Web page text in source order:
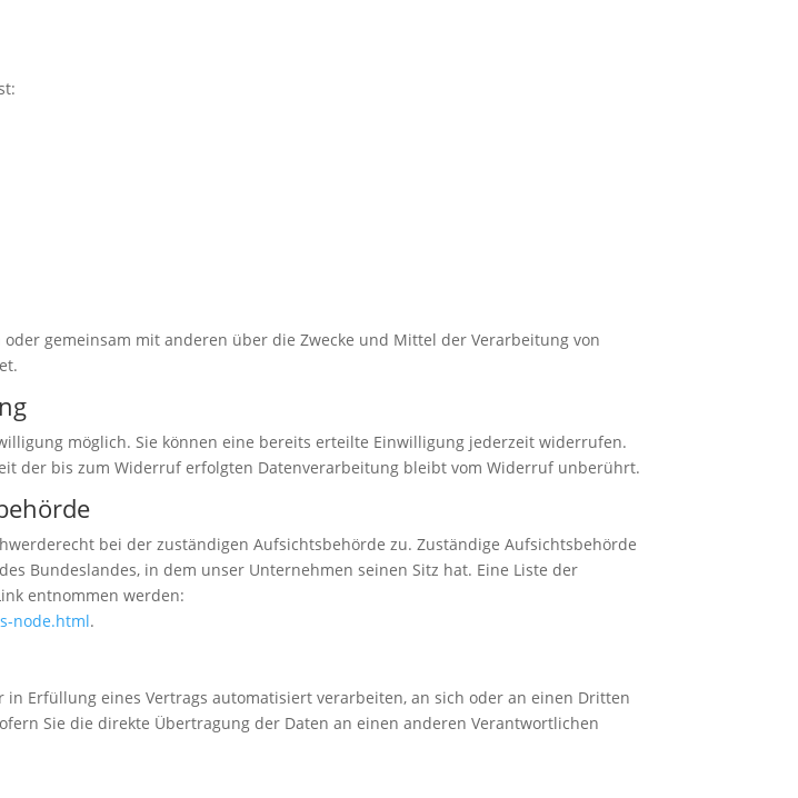
gemeinsam mit anderen über die Zwecke und Mittel der Verarbeitung von
möglich. Sie können eine bereits erteilte Einwilligung jederzeit widerrufen.
der bis zum Widerruf erfolgten Datenverarbeitung bleibt vom Widerruf unberührt.
bei der zuständigen Aufsichtsbehörde zu. Zuständige Aufsichtsbehörde
Bundeslandes, in dem unser Unternehmen seinen Sitz hat. Eine Liste der
entnommen werden:
node.html.
Erfüllung eines Vertrags automatisiert verarbeiten, an sich oder an einen Dritten
Sie die direkte Übertragung der Daten an einen anderen Verantwortlichen